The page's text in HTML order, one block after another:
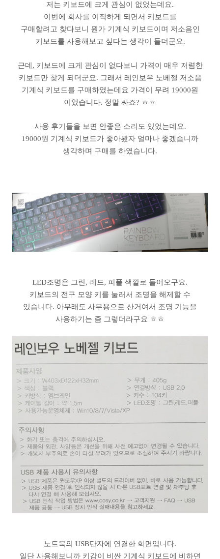
저는 키보드에 크게 관심이 없었는데요.
이번에 회사를 이직하게 되면서 키보드를
구매할려고 찾다보니 뭔가 기계식 키보드이며 저소음인
키보드를 사용해보고 싶다는 생각이 들더군요.
근데, 키보드에 크게 관심이 없다보니 가격이 매우 저렴한
키보드만 찾게 되더군요. 그래서 레인보우 노베젤 저소음
기계식 키보드를 구매하였는데요 가격이 무려 19000원
이었습니다. 정말 싸죠? ㅎㅎ
사용 후기들을 보면 안좋은 소리도 있었는데요.
19000원 기계식 키보드가 좋아봤자 얼마나 좋겠습니까
생각하며 구매를 하였습니다.
LED조명은 그린, 레드, 퍼플 색깔로 들어오구요.
키보드의 전구 모양 키를 눌러서 조명을 해제할 수
있습니다. 아무래도 사무용으로 산거여서 조명 기능을
사용하기는 좀 그렇더라구요 ㅎㅎ
노트북의 USB단자에 연결한 화면입니다.
일단 사용해보니까 키감이 비싼 기계식 키보드에 비하면